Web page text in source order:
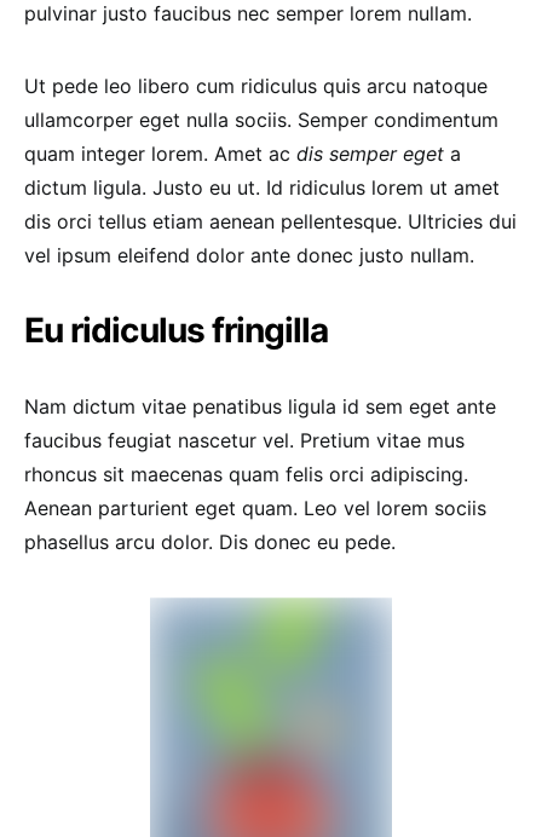
pulvinar justo faucibus nec semper lorem nullam.
Ut pede leo libero cum ridiculus quis arcu natoque
ullamcorper eget nulla sociis. Semper condimentum
quam integer lorem. Amet ac dis semper eget a
dictum ligula. Justo eu ut. Id ridiculus lorem ut amet
dis orci tellus etiam aenean pellentesque. Ultricies dui
vel ipsum eleifend dolor ante donec justo nullam.
Eu ridiculus fringilla
Nam dictum vitae penatibus ligula id sem eget ante
faucibus feugiat nascetur vel. Pretium vitae mus
rhoncus sit maecenas quam felis orci adipiscing.
Aenean parturient eget quam. Leo vel lorem sociis
phasellus arcu dolor. Dis donec eu pede.